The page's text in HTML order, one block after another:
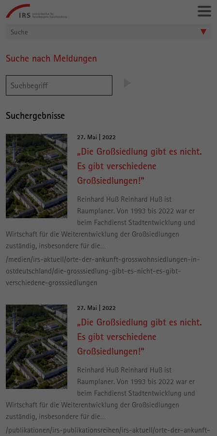
Gehe
direkt
Leibniz-
Institut
Suche
Suche nach Meldungen
Suchergebnisse
27. Mai | 2022
„Die Großsiedlung gibt es nicht.
Es gibt verschiedene
Großsiedlungen!“
Reinhard Huß Reinhard Huß ist
Raumplaner. Von 1993 bis 2022 war er
beim Fachdienst Stadtentwicklung und
Wirtschaft für die Weiterentwicklung der Großsiedlungen
zuständig, insbesondere für die…
/medien/irs-aktuell/orte-der-ankunft-grosswohnsiedlungen-in-
ostdeutschland/die-grosssiedlung-gibt-es-nicht-es-gibt-
verschiedene-grosssiedlungen
27. Mai | 2022
„Die Großsiedlung gibt es nicht.
Es gibt verschiedene
Großsiedlungen!“
Reinhard Huß Reinhard Huß ist
Raumplaner. Von 1993 bis 2022 war er
beim Fachdienst Stadtentwicklung und
Wirtschaft für die Weiterentwicklung der Großsiedlungen
zuständig, insbesondere für die…
/publikationen/irs-publikationsreihen/irs-aktuell/orte-der-ankunft-